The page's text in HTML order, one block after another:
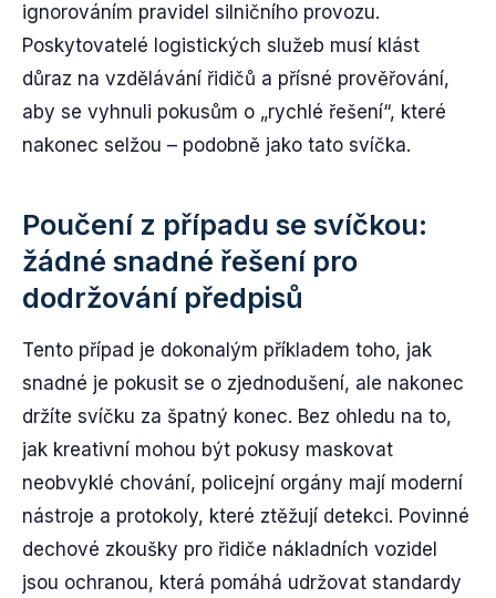
ignorováním pravidel silničního provozu.
Poskytovatelé logistických služeb musí klást
důraz na vzdělávání řidičů a přísné prověřování,
aby se vyhnuli pokusům o „rychlé řešení“, které
nakonec selžou – podobně jako tato svíčka.
Poučení z případu se svíčkou:
žádné snadné řešení pro
dodržování předpisů
Tento případ je dokonalým příkladem toho, jak
snadné je pokusit se o zjednodušení, ale nakonec
držíte svíčku za špatný konec. Bez ohledu na to,
jak kreativní mohou být pokusy maskovat
neobvyklé chování, policejní orgány mají moderní
nástroje a protokoly, které ztěžují detekci. Povinné
dechové zkoušky pro řidiče nákladních vozidel
jsou ochranou, která pomáhá udržovat standardy